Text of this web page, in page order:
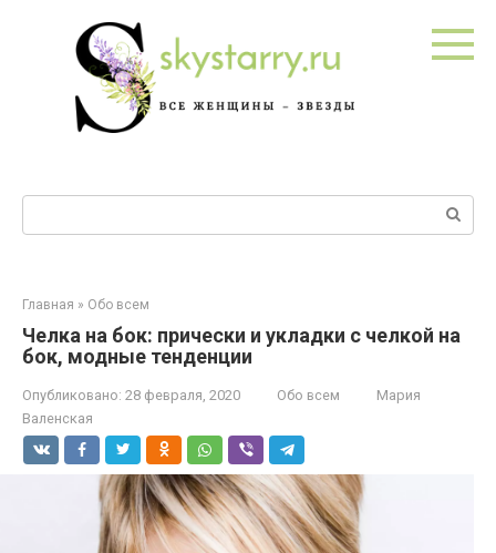
Поиск:
Главная » Обо всем
Челка на бок: прически и укладки с челкой на
бок, модные тенденции
Опубликовано: 28 февраля, 2020 Обо всем
Мария
Валенская